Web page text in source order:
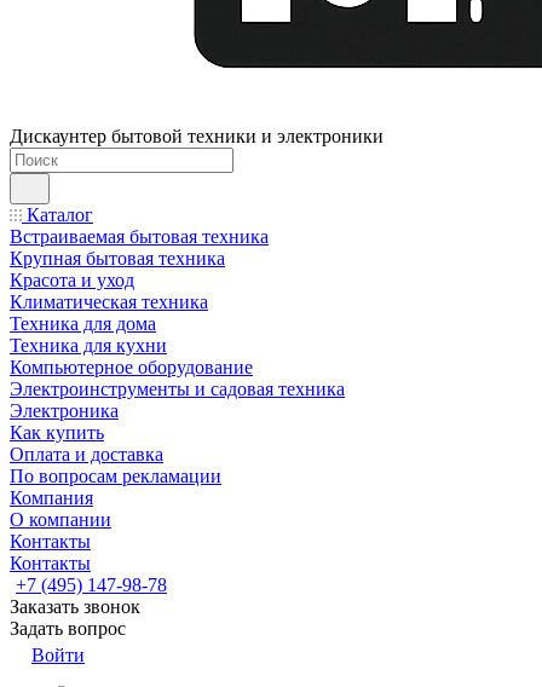
Дискаунтер бытовой техники и электроники
Каталог
Встраиваемая бытовая техника
Крупная бытовая техника
Красота и уход
Климатическая техника
Техника для дома
Техника для кухни
Компьютерное оборудование
Электроинструменты и садовая техника
Электроника
Как купить
Оплата и доставка
По вопросам рекламации
Компания
О компании
Контакты
Контакты
+7 (495) 147-98-78
Заказать звонок
Задать вопрос
Войти